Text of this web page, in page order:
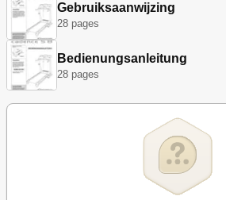
Gebruiksaanwijzing
28 pages
Bedienungsanleitung
28 pages